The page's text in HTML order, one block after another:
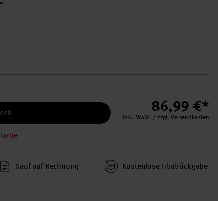
86,99 €*
inkl. MwSt. / zzgl. Versandkosten
Kauf auf Rechnung Kosten­lose Filial­rückgabe